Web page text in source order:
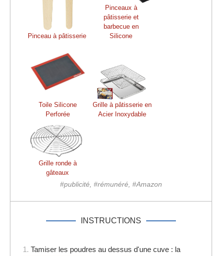
Pinceau à pâtisserie
Pinceaux à
pâtisserie et
barbecue en
Silicone
Toile Silicone
Perforée
Grille à pâtisserie en
Acier Inoxydable
Grille ronde à
gâteaux
#publicité, #rémunéré, #Amazon
INSTRUCTIONS
1. Tamiser les poudres au dessus d'une cuve : la